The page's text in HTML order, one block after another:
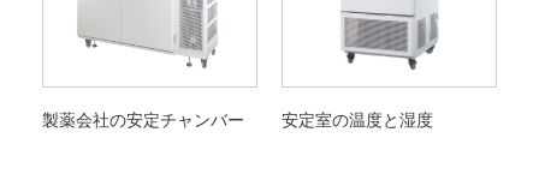
製薬会社の安定チャンバー 安定室の温度と湿度